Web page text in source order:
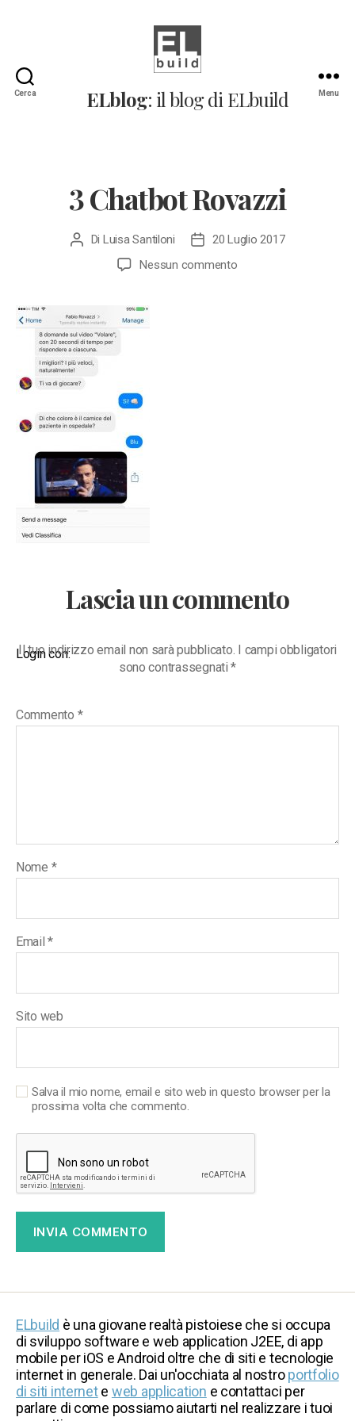
Cerca
Il
blog
ELblog: il blog di ELbuild Menu
3 Chatbot Rovazzi
Autore
Di Luisa Santiloni
Data
dell'articolo
20 Luglio 2017
Nessun commentosu
Lascia un commento
Login con:
Il tuo indirizzo email non sarà pubblicato. I campi obbligatori
sono contrassegnati*
Commento *
Nome *
Email*
Sito web
Salva il mio nome, email e sito web in questo browser per la
prossima volta che commento.
ELbuild è una giovane realtà pistoiese che si occupa
di sviluppo software e web application J2EE, di app
mobile per iOS e Android oltre che di siti e tecnologie
internet in generale. Dai un'occhiata al nostroportfolio
di siti internete web application e contattaci per
parlare di come possiamo aiutarti nel realizzare i tuoi